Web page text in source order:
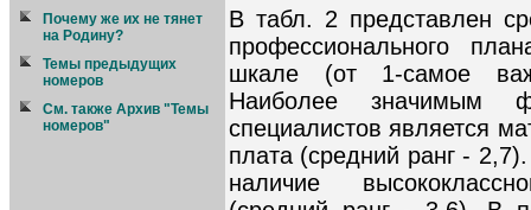
Почему же их не тянет
на Родину?
Темы предыдущих
номеров
См. также Архив "Темы
номеров"
В табл. 2 представлен
профессионального
шкале (от 1-самое
Наиболее значимым
специалистов является
плата (средний ранг -
наличие